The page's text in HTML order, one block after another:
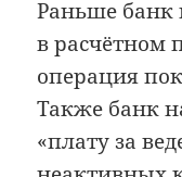
Раньше банк
в расчётном
операция
Также банк
«плату за